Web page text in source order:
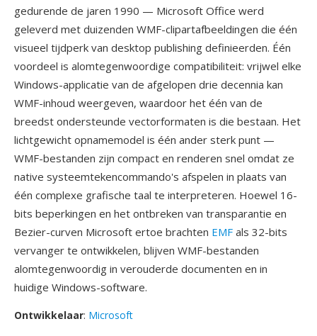
gedurende de jaren 1990 — Microsoft Office werd
geleverd met duizenden WMF-clipartafbeeldingen die één
visueel tijdperk van desktop publishing definieerden. Één
voordeel is alomtegenwoordige compatibiliteit: vrijwel elke
Windows-applicatie van de afgelopen drie decennia kan
WMF-inhoud weergeven, waardoor het één van de
breedst ondersteunde vectorformaten is die bestaan. Het
lichtgewicht opnamemodel is één ander sterk punt —
WMF-bestanden zijn compact en renderen snel omdat ze
native systeemtekencommando's afspelen in plaats van
één complexe grafische taal te interpreteren. Hoewel 16-
bits beperkingen en het ontbreken van transparantie en
Bezier-curven Microsoft ertoe brachten EMF als 32-bits
vervanger te ontwikkelen, blijven WMF-bestanden
alomtegenwoordig in verouderde documenten en in
huidige Windows-software.
Ontwikkelaar: Microsoft